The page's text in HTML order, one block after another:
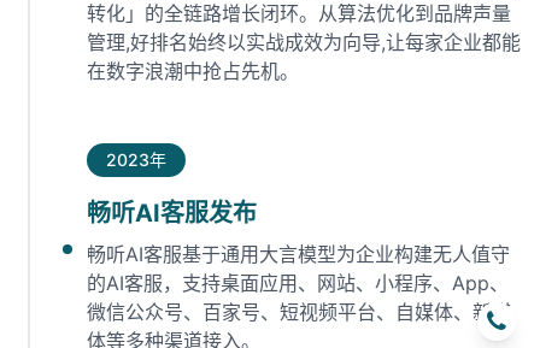
转化」的全链路增长闭环‌。从算法优化到品牌声量
管理,好排名始终以实战成效为向导,让每家企业都能
在数字浪潮中抢占先机‌。
2023年
畅听AI客服发布
畅听AI客服基于通用大言模型为企业构建无人值守
的AI客服，支持桌面应用、网站、小程序、App、
微信公众号、百家号、短视频平台、自媒体、新媒
体等多种渠道接入。